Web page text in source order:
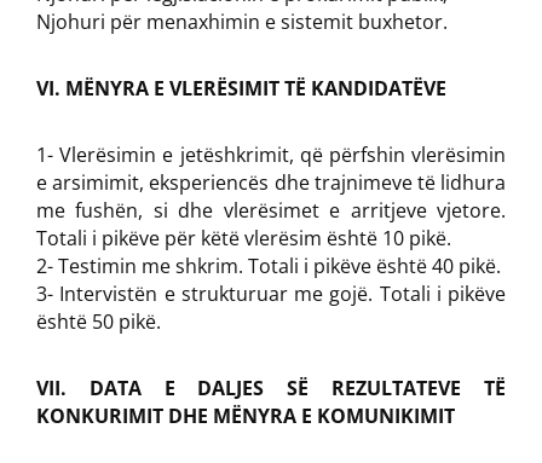
Njohuri për menaxhimin e sistemit buxhetor.
VI. MËNYRA E VLERËSIMIT TË KANDIDATËVE
1- Vlerësimin e jetëshkrimit, që përfshin vlerësimin
e arsimimit, eksperiencës dhe trajnimeve të lidhura
me fushën, si dhe vlerësimet e arritjeve vjetore.
Totali i pikëve për këtë vlerësim është 10 pikë.
2- Testimin me shkrim. Totali i pikëve është 40 pikë.
3- Intervistën e strukturuar me gojë. Totali i pikëve
është 50 pikë.
VII. DATA E DALJES SË REZULTATEVE TË
KONKURIMIT DHE MËNYRA E KOMUNIKIMIT